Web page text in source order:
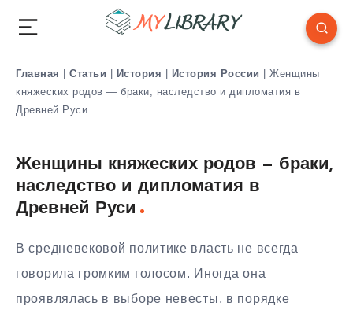
Главная | Статьи | История | История России | Женщины
княжеских родов — браки, наследство и дипломатия в
Древней Руси
Женщины княжеских родов — браки,
наследство и дипломатия в
Древней Руси
В средневековой политике власть не всегда
говорила громким голосом. Иногда она
проявлялась в выборе невесты, в порядке